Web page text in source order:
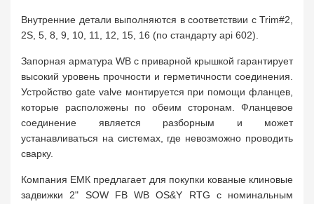
Внутренние детали выполняются в соответствии с Trim#2,
2S, 5, 8, 9, 10, 11, 12, 15, 16 (по стандарту api 602).
Запорная арматура WB с приварной крышкой гарантирует
высокий уровень прочности и герметичности соединения.
Устройство gate valve монтируется при помощи фланцев,
которые расположены по обеим сторонам. Фланцевое
соединение является разборным и может
устанавливаться на системах, где невозможно проводить
сварку.
Компания ЕМК предлагает для покупки кованые клиновые
задвижки 2" SOW FB WB OS&Y RTG с номинальным